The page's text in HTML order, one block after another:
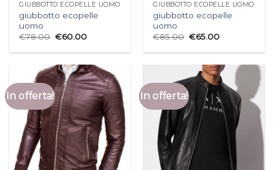
GIUBBOTTO ECOPELLE UOMO
giubbotto ecopelle
uomo
€78.00 €60.00
GIUBBOTTO ECOPELLE UOMO
giubbotto ecopelle
uomo
€85.00 €65.00
In offerta! In offerta!